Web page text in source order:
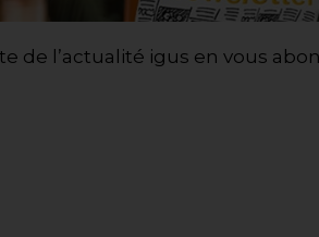
de l’actualité igus en vous